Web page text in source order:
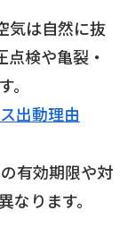
気は自然に抜
検や亀裂・
出動理由
有効期限や対
ります。